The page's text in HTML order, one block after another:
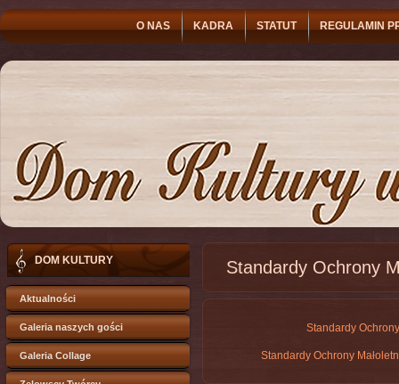
O NAS KADRA STATUT REGULAMIN
DOM KULTURY
Aktualności
Galeria naszych gości
Galeria Collage
Standardy Ochrony
Standardy
Standardy Ochrony